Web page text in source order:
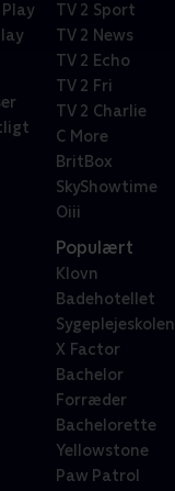
TV 2 Sport
TV 2 News
TV 2 Echo
TV 2 Fri
TV 2 Charlie
C More
BritBox
SkyShowtime
Oiii
Populært
Klovn
Badehotellet
Sygeplejeskolen
X Factor
Bachelor
Forræder
Bachelorette
Yellowstone
Paw Patrol